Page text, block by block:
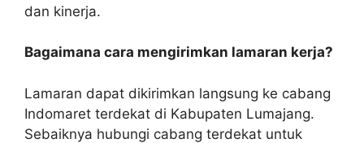
dan kinerja.
Bagaimana cara mengirimkan lamaran kerja?
Lamaran dapat dikirimkan langsung ke cabang
Indomaret terdekat di Kabupaten Lumajang.
Sebaiknya hubungi cabang terdekat untuk